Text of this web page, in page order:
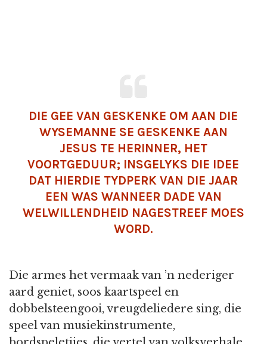
DIE GEE VAN GESKENKE OM AAN DIE
WYSEMANNE SE GESKENKE AAN
JESUS TE HERINNER, HET
VOORTGEDUUR; INSGELYKS DIE IDEE
DAT HIERDIE TYDPERK VAN DIE JAAR
EEN WAS WANNEER DADE VAN
WELWILLENDHEID NAGESTREEF MOES
WORD.
Die armes het vermaak van ’n nederiger
aard geniet, soos kaartspeel en
dobbelsteengooi, vreugdeliedere sing, die
speel van musiekinstrumente,